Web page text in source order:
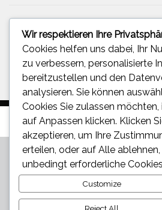
Suchen
nach:
Wir respektieren Ihre
Cookies helfen uns dabei, Ihr
zu verbessern, personalisierte
bereitzustellen und den
analysieren. Sie können
Cookies Sie zulassen möchten,
auf Anpassen klicken. Klicken
akzeptieren , um Ihre
erteilen, oder auf Alle ablehnen
unbedingt erforderliche
Customize